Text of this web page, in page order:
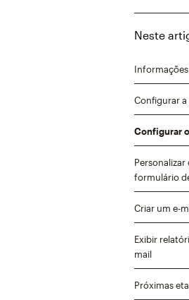
Neste
Configurar a
Configurar
Personalizar
formulário
Criar um e-
Exibir
mail
Próximas